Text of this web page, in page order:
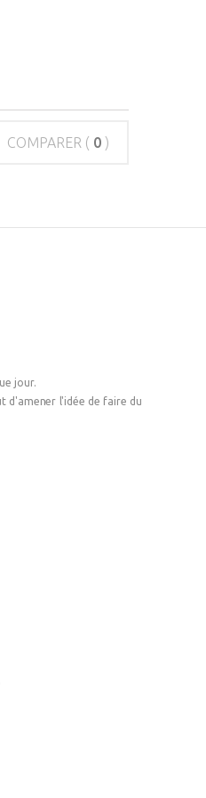
COMPARER ( 0 )
jour.
d'amener l'idée de faire du